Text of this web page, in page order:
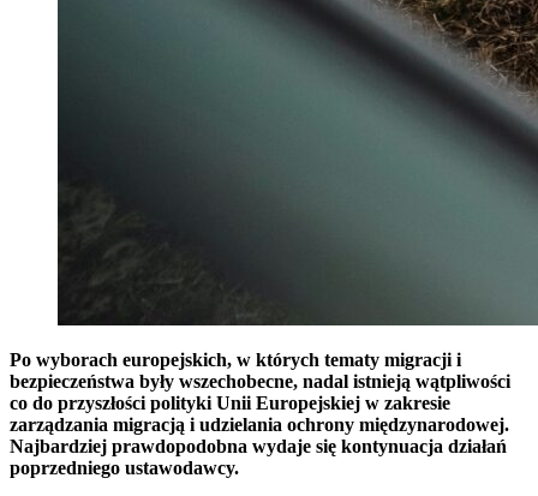
Po wyborach europejskich, w których tematy migracji i
bezpieczeństwa były wszechobecne, nadal istnieją wątpliwości
co do przyszłości polityki Unii Europejskiej w zakresie
zarządzania migracją i udzielania ochrony międzynarodowej.
Najbardziej prawdopodobna wydaje się kontynuacja działań
poprzedniego ustawodawcy.